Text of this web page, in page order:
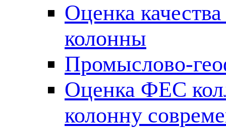
Оценка
колонны
Промыслово-
Оценка ФЕС
колонну